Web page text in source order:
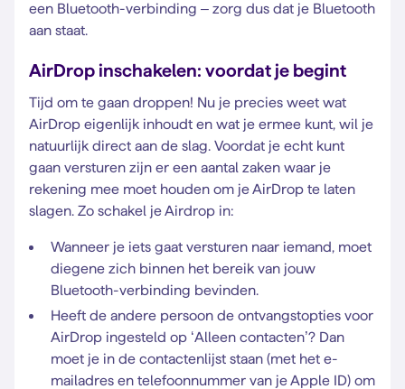
een Bluetooth-verbinding – zorg dus dat je Bluetooth
aan staat.
AirDrop inschakelen: voordat je begint
Tijd om te gaan droppen! Nu je precies weet wat
AirDrop eigenlijk inhoudt en wat je ermee kunt, wil je
natuurlijk direct aan de slag. Voordat je echt kunt
gaan versturen zijn er een aantal zaken waar je
rekening mee moet houden om je AirDrop te laten
slagen. Zo schakel je Airdrop in:
Wanneer je iets gaat versturen naar iemand, moet
diegene zich binnen het bereik van jouw
Bluetooth-verbinding bevinden.
Heeft de andere persoon de ontvangstopties voor
AirDrop ingesteld op ‘Alleen contacten’? Dan
moet je in de contactenlijst staan (met het e-
mailadres en telefoonnummer van je Apple ID) om